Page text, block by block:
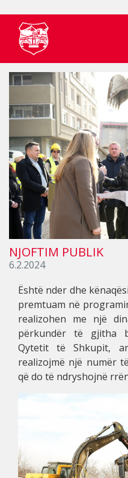
NJOFTIM PUBLIK
6.2.2024
Është nder dhe
premtuam në
realizohen me një
përkundër të gjitha
Qytetit të Shkupit,
realizojmë një numër
që do të ndryshojnë